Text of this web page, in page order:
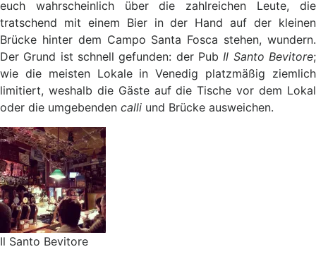
euch wahrscheinlich über die zahlreichen Leute, die
tratschend mit einem Bier in der Hand auf der kleinen
Brücke hinter dem Campo Santa Fosca stehen, wundern.
Der Grund ist schnell gefunden: der PubIl Santo Bevitore;
wie die meisten Lokale in Venedig platzmäßig ziemlich
limitiert, weshalb die Gäste auf die Tische vor dem Lokal
oder die umgebenden calli und Brücke ausweichen.
Il Santo Bevitore